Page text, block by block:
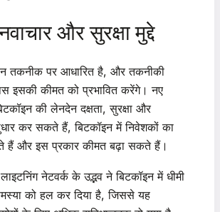
और सुरक्षा मुद्दे
तकनीक पर आधारित है, और तकनीकी
इसकी कीमत को प्रभावित करेंगे। नए
की लेनदेन दक्षता, सुरक्षा और
कर सकते हैं, बिटकॉइन में निवेशकों का
हैं और इस प्रकार कीमत बढ़ा सकते हैं।
नेटवर्क के उद्भव ने बिटकॉइन में धीमी
को हल कर दिया है, जिससे यह